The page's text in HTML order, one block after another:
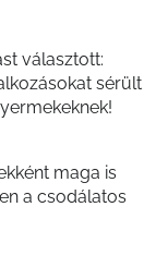
választott:
sérült
maga is
a csodálatos